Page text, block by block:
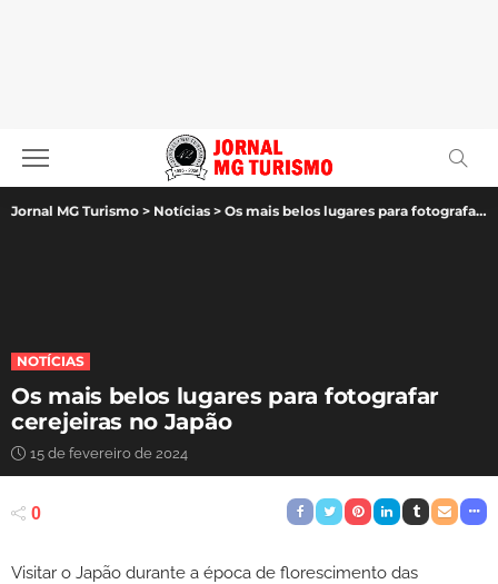
Jornal MG Turismo > Notícias > Os mais belos lugares para fotografar cerejeiras no Japão
NOTÍCIAS
Os mais belos lugares para fotografar
cerejeiras no Japão
15 de fevereiro de 2024
0
Visitar o Japão durante a época de florescimento das